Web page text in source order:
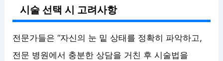
시술 선택 시 고려사항
전문가들은 “자신의 눈 밑 상태를 정확히 파악하고,
전문 병원에서 충분한 상담을 거친 후 시술법을